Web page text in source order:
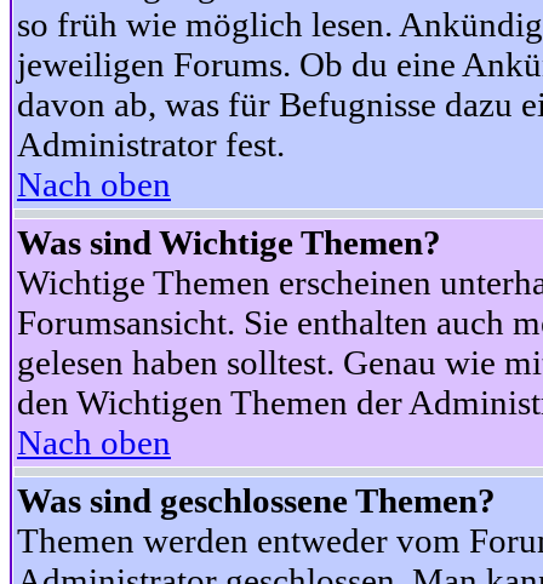
so früh wie möglich lesen.
jeweiligen Forums. Ob du eine
davon ab, was für Befugnisse dazu
Administrator fest.
Nach oben
Was sind Wichtige Themen?
Wichtige Themen erscheinen
Forumsansicht. Sie enthalten auch
gelesen haben solltest. Genau wie
den Wichtigen Themen der
Nach oben
Was sind geschlossene Themen?
Themen werden entweder vom